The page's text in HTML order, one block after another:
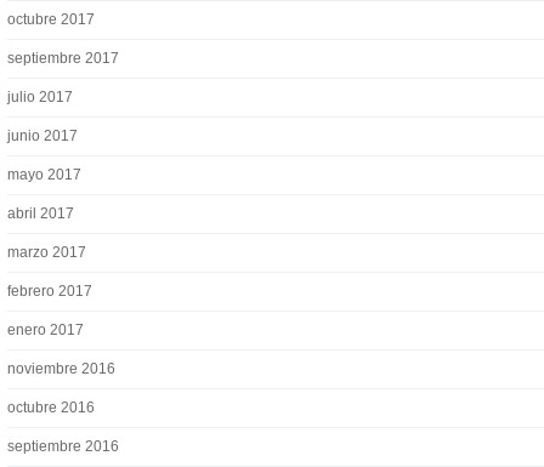
octubre 2017
septiembre 2017
julio 2017
junio 2017
mayo 2017
abril 2017
marzo 2017
febrero 2017
enero 2017
noviembre 2016
octubre 2016
septiembre 2016